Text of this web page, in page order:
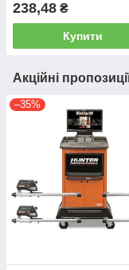
238,48 ₴
Купити
Акційні
–35%